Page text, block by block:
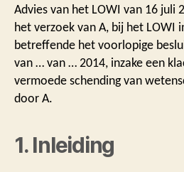
Advies van het LOWI van 16 juli
het verzoek van A, bij het LOWI
betreffende het voorlopige
van … van … 2014, inzake een
vermoede schending van
door A.
1. Inleiding